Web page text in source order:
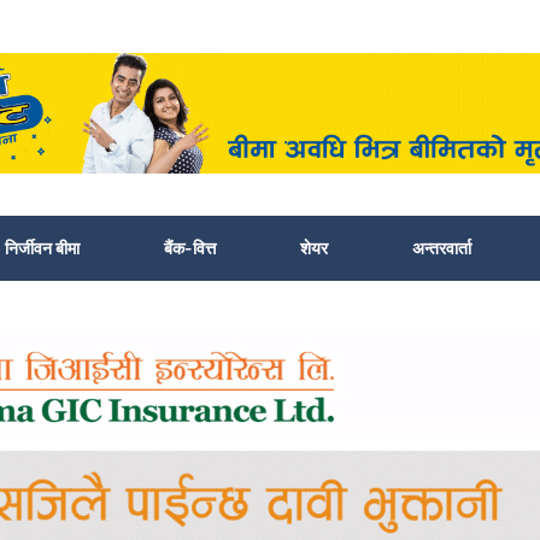
निर्जीवन बीमा बैंक-वित्त शेयर अन्तरवार्ता